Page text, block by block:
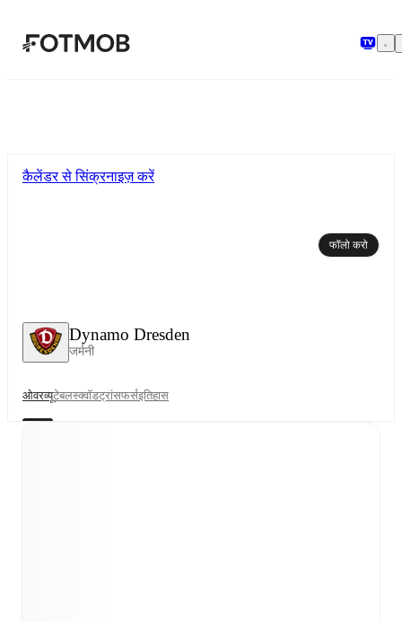
Dynamo Dresden
जर्मनी
कैलेंडर से सिंक्रनाइज़ करें
फॉलो करो
ओवरव्यूटेबलस्क्वॉडट्रांसफर्सइतिहास